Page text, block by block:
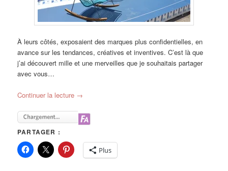
À leurs côtés, exposaient des marques plus confidentielles, en
avance sur les tendances, créatives et inventives. C’est là que
j’ai découvert mille et une merveilles que je souhaitais partager
avec vous…
Continuer la lecture →
PARTAGER :
Plus